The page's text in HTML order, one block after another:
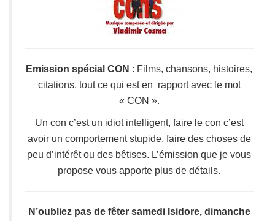
Emission spécial CON : Films, chansons, histoires,
citations, tout ce qui est en rapport avec le mot
« CON ».
Un con c’est un idiot intelligent, faire le con c’est
avoir un comportement stupide, faire des choses de
peu d’intérêt ou des bêtises. L’émission que je vous
propose vous apporte plus de détails.
N’oubliez pas de fêter samedi Isidore, dimanche